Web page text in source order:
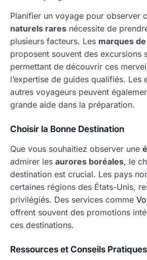
Planifier un voyage pour observer
naturels rares nécessite de
plusieurs facteurs. Les marques
proposent souvent des excursions
permettant de découvrir ces
l’expertise de guides qualifiés. Les
autres voyageurs peuvent
grande aide dans la préparation.
Choisir la Bonne Destination
Que vous souhaitiez observer une
admirer les aurores boréales, le
destination est crucial. Les pays
certaines régions des États-Unis,
privilégiés. Des services comme
offrent souvent des promotions
ces destinations.
Ressources et Conseils Pratiques